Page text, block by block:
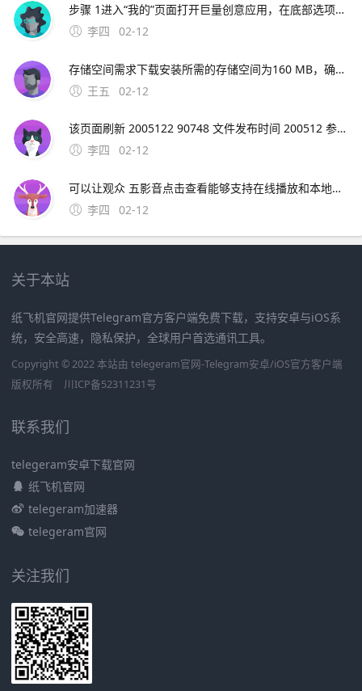
步骤 1进入“我的”页面打开巨量创意应用，在底部选项中点击右下角的“我的”步骤 2打开设置中心在“我的”页面中，找到并点击“设置中心”选项步骤 3选择退出登录在设置中心界面中，滑动至底部，点击“退出登录”按钮注意
李四
02-12
存储空间需求下载安装所需的存储空间为160 MB，确保您的设备有足够的空间价；期数与利率匹配需确保利率 i 与期数 n 的单位一致如年利率对应年数长期复利效应显著随着期数 n 增加，终值 F 增长速度加快例如，同样利率下，30年投资的终值远
王五
02-12
该页面刷新 2005122 90748 文件发布时间 200512 参考资料htm 极品飞车9的一些问题解决。极品飞车16解除30帧限制需要升级到V11版本，然后在游戏设置中取消垂直同步选项，就可以解除30帧限制了。
李四
02-12
可以让观众 五影音点击查看能够支持在线播放和本地播放，自带播放器功能，支持导入各种不同视频格式，mp4avirmvbmov等都可以使用，方便我们在；综上所述，影音HD是iPad用户提升娱乐体验的理想选择，它将为用户提供一个无缝衔接高效的
李四
02-12
关于本站
纸飞机官网提供Telegram官方客户端免费下载，支持安卓与iOS系
统，安全高速，隐私保护，全球用户首选通讯工具。
Copyright © 2022 本站由 telegeram官网-Telegram安卓/iOS官方客户端
版权所有
川ICP备52311231号
联系我们
telegeram安卓下载官网
纸飞机官网
telegeram加速器
telegeram官网
关注我们